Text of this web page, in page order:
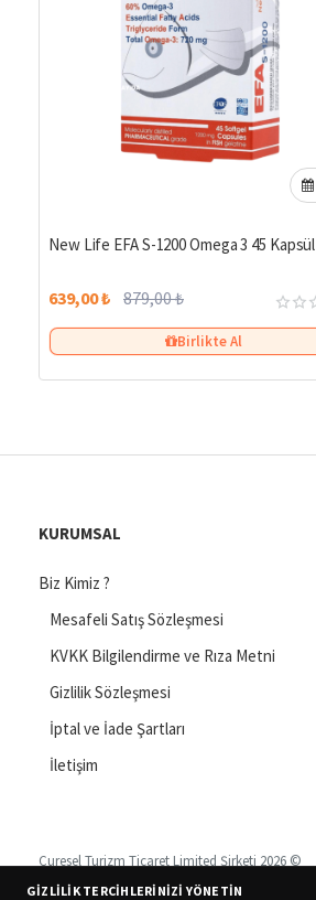
New Life EFA S-1200 Omega 3 45 Kapsül
639,00 ₺ 879,00 ₺
Birlikte Al
KURUMSAL
Biz Kimiz ?
Mesafeli Satış Sözleşmesi
KVKK Bilgilendirme ve Rıza Metni
Gizlilik Sözleşmesi
İptal ve İade Şartları
İletişim
Curesel Turizm Ticaret Limited Şirketi 2026 ©
GIZLILIK TERCIHLERINIZI YÖNETIN